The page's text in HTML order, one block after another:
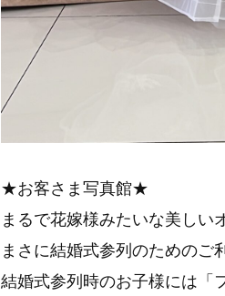
★お客さま写真館★
まるで花嫁様みたいな美しい
まさに結婚式参列のためのご
結婚式参列時のお子様には「